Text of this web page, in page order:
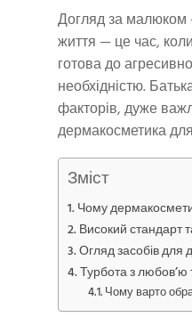
Догляд за малюком
життя — це час,
готова до
необхідністю.
факторів, дуже
дермакосметика
Зміст
Чому
Високий стандарт
Огляд засобів для
Турбота з любов’ю
Чому варто